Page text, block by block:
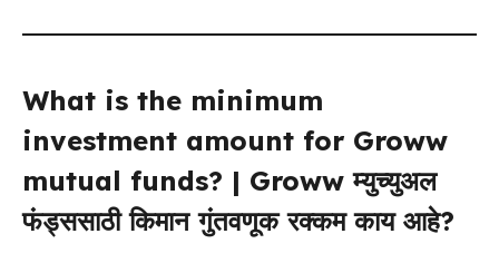
What is the minimum
investment amount for Groww
mutual funds? | Groww म्युच्युअल
फंड्ससाठी किमान गुंतवणूक रक्कम काय आहे?